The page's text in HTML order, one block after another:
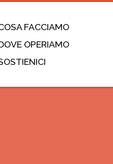
FACCIAMO
OPERIAMO